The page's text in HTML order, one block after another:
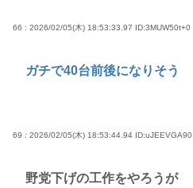
66 : 2026/02/05(木) 18:53:33.97 ID:3MUW50t+0
ガチで40台前後になりそう
69 : 2026/02/05(木) 18:53:44.94 ID:uJEEVGA90
野党下げの工作をやろうが